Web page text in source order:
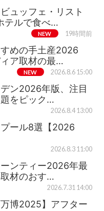
ュッフェ・リスト
テルで食べ…
NEW 19時間前
すめの手土産2026
ア取材の最…
NEW 2026.8.6 15:00
ン2026年版、注目
をピック…
2026.8.4 13:00
ール8選【2026
2026.8.3 11:00
ンティー2026年最
材のおす…
2026.7.31 14:00
万博2025】アフター